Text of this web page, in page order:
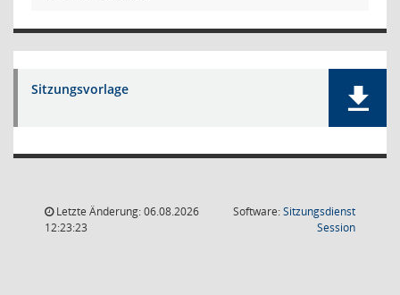
Sitzungsvorlage
Letzte Änderung: 06.08.2026
12:23:23
Software:Sitzungsdienst
Session(Wird in